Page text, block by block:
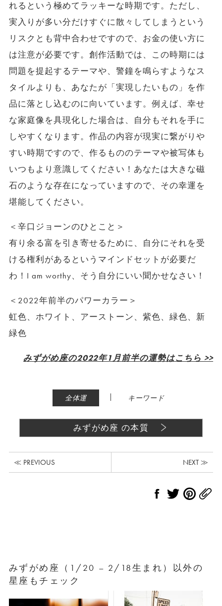
れるという極めてラッキーな時期です。ただし、
実入りが多い分だけすぐに散々してしまうという
リスクとも背中合わせですので、お金の使い方に
は注意が必要です。創作活動では、この時期には
問題を提起するテーマや、警鐘を鳴らすようなス
タイルよりも、あなたが「実現したいもの」を作
品に落とし込むのに向いています。例えば、幸せ
な家庭像を具現化した場合は、自分もそれを手に
しやすくなります。作品の内容が現実に繋がりや
すい時期ですので、作るもののテーマや被写体も
いつもより意識してください！あなたは大きな磁
石のような存在になっていますので、その幸運を
堪能してください。
＜辛口ジョーンのひとこと＞
有り余る富を引き寄せるために、自分にそれを受
ける権利があるというマインドセットが必要だ
わ！I am worthy、そう自分にいい聞かせなさい！
＜2022年前半のパワーカラー＞
虹色、ホワイト、アーストーン、紫色、緑色、新
緑色
みずがめ座の2022年1月前半の運勢はこちら >>
全体運 | キーワード
みずがめ座 の本質
≪ PREVIOUS NEXT ≫
みずがめ座（1/20 – 2/18生まれ）以外の
星座もチェック